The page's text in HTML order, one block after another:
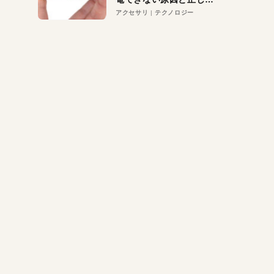
対策
アクセサリ テクノロジー